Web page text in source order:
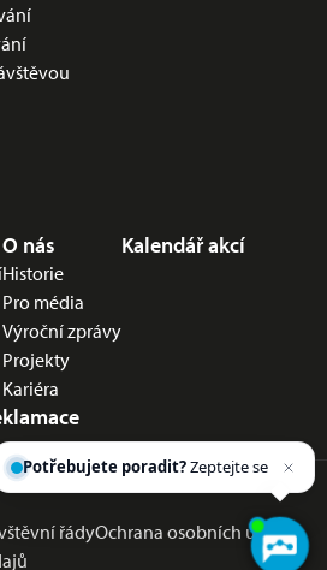
O nás
Historie
Pro média
Výroční zprávy
Projekty
Kariéra
Kalendář akcí
řádyOchrana osobních údajů
poradit?Zeptejte se našeho